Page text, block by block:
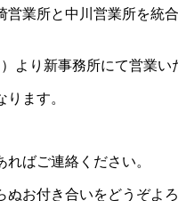
営業所と中川営業所を統
より新事務所にて営業い
ます。
ればご連絡ください。
ぬお付き合いをどうぞよ